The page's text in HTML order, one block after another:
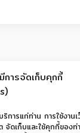
การจัดเก็บคุกกี้
การแก่ท่าน การใช้งาน
ดเก็บและใช้คุกกี้ของท่